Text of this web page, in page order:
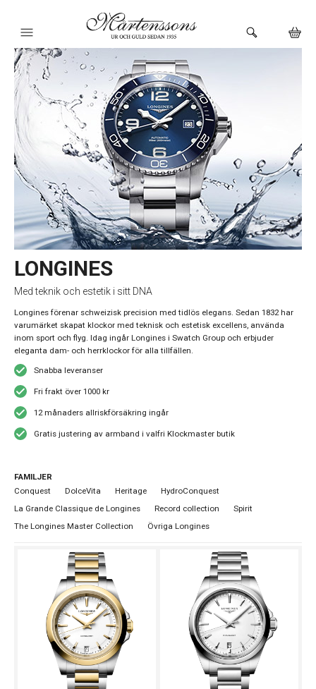
HEM
KLOCKOR
VARUMÄRKEN
SMYCKEN
BUTIKEN
URMAKERI
LONGINES
Med teknik och estetik i sitt DNA
Longines förenar schweizisk precision med tidlös elegans. Sedan 1832 har
varumärket skapat klockor med teknisk och estetisk excellens, använda
inom sport och flyg. Idag ingår Longines i Swatch Group och erbjuder
eleganta dam- och herrklockor för alla tillfällen.
Snabba leveranser
Fri frakt över 1000 kr
12 månaders allriskförsäkring ingår
Gratis justering av armband i valfri Klockmaster butik
FAMILJER
Conquest
DolceVita Heritage
HydroConquest
La Grande Classique de Longines
Record collection
Spirit
The Longines Master Collection
Övriga Longines